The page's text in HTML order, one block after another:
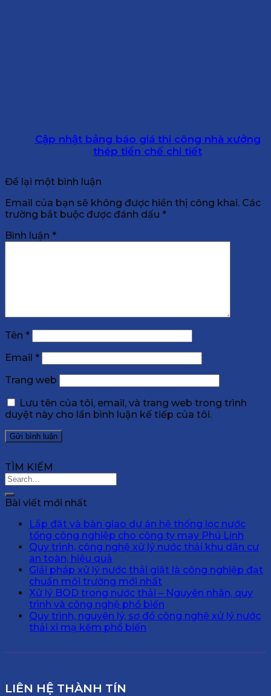
Cập nhật bảng báo giá thi công nhà xưởng
thép tiền chế chi tiết
Để lại một bình luận
Email của bạn sẽ không được hiển thị công khai. Các
trường bắt buộc được đánh dấu *
Bình luận *
Tên *
Email *
Trang web
Lưu tên của tôi, email, và trang web trong trình
duyệt này cho lần bình luận kế tiếp của tôi.
TÌM KIẾM
Bài viết mới nhất
Lắp đặt và bàn giao dự án hệ thống lọc nước
tổng công nghiệp cho công ty may Phú Linh
Quy trình, công nghệ xử lý nước thải khu dân cư
an toàn, hiệu quả
Giải pháp xử lý nước thải giặt là công nghiệp đạt
chuẩn môi trường mới nhất
Xử lý BOD trong nước thải – Nguyên nhân, quy
trình và công nghệ phổ biến
Quy trình, nguyên lý, sơ đồ công nghệ xử lý nước
thải xi mạ kẽm phổ biến
LIÊN HỆ THÀNH TÍN